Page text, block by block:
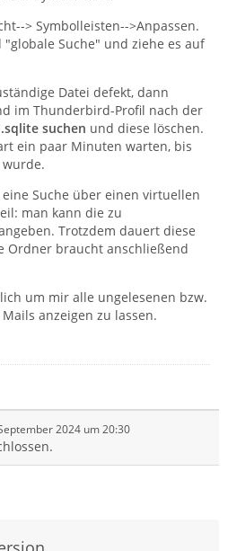
> Symbolleisten-->Anpassen.
Suche" und ziehe es auf
Datei defekt, dann
im Thunderbird-Profil nach der
suchen und diese löschen.
ein paar Minuten warten, bis
Suche über einen virtuellen
man kann die zu
Trotzdem dauert diese
Ordner braucht anschließend
um mir alle ungelesenen bzw.
anzeigen zu lassen.
2024 um 20:30